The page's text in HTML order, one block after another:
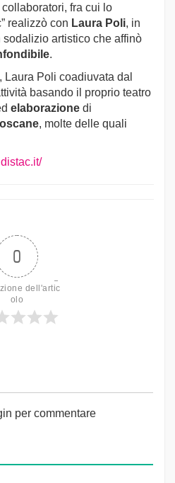
fra cui lo
realizzò con Laura Poli, in
artistico che affinò
.
Poli coadiuvata dal
basando il proprio teatro
elaborazione di
, molte delle quali
0
dell'artic
olo
per commentare